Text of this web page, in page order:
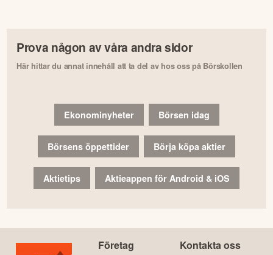
Prova någon av våra andra sidor
Här hittar du annat innehåll att ta del av hos oss på Börskollen
Ekonominyheter Börsen idag
Börsens öppettider Börja köpa aktier
Aktietips Aktieappen för Android & iOS
Företag Kontakta oss